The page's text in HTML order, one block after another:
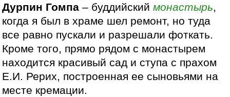
Дурпин Гомпа– буддийскиймонастырь,
когда я был в храме шел ремонт, но туда
все равно пускали и разрешали фоткать.
Кроме того, прямо рядом с монастырем
находится красивый сад и ступа с прахом
Е.И. Рерих, построенная ее сыновьями на
месте кремации.